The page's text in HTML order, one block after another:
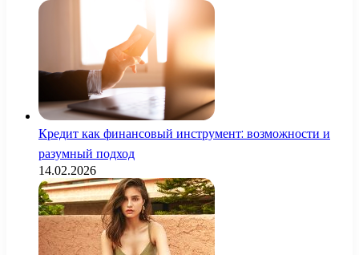
Кредит как финансовый инструмент: возможности и
разумный подход
14.02.2026